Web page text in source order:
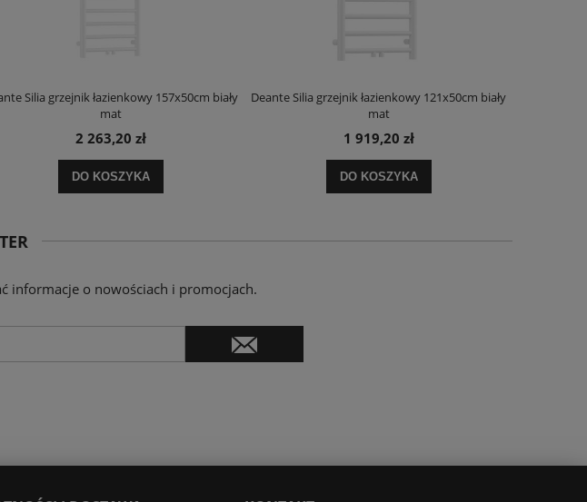
Silia grzejnik łazienkowy 157x50cm biały
mat
2 263,20 zł
DO KOSZYKA
Deante Silia grzejnik łazienkowy 121x50cm biały
mat
1 919,20 zł
DO KOSZYKA
informacje o nowościach i promocjach.